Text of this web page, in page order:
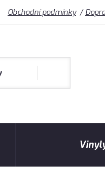
Obchodní podmínky